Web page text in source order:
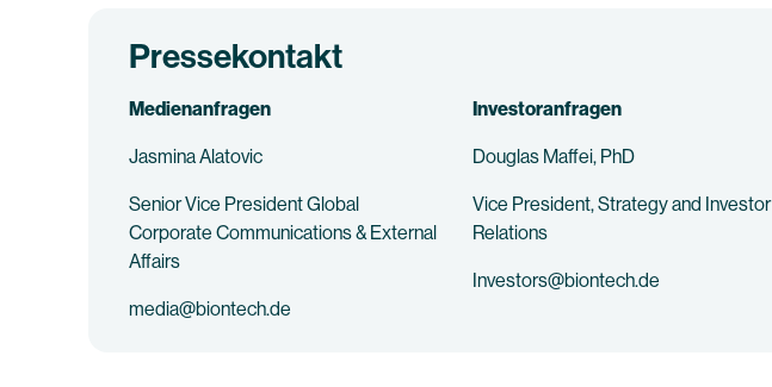
Pressekontakt
Medienanfragen
Jasmina Alatovic
Senior Vice President Global
Corporate Communications & External
Affairs
media@biontech.de
Investoranfragen
Douglas Maffei, PhD
Vice President, Strategy and Investor
Relations
Investors@biontech.de